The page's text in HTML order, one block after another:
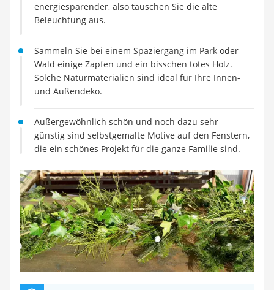
Nachtsichtgerät
Faltschloss
Vibrationsplatte
Wanderschuhe Herren
Sicherheitsweste Reiten
energiesparender, also tauschen Sie die alte
Beleuchtung aus.
Sammeln Sie bei einem Spaziergang im Park oder
Wald einige Zapfen und ein bisschen totes Holz.
Solche Naturmaterialien sind ideal für Ihre Innen-
und Außendeko.
Außergewöhnlich schön und noch dazu sehr
günstig sind selbstgemalte Motive auf den Fenstern,
die ein schönes Projekt für die ganze Familie sind.